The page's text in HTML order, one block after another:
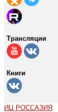
Трансляции
Книги
ИЦ РОССАЗИЯ